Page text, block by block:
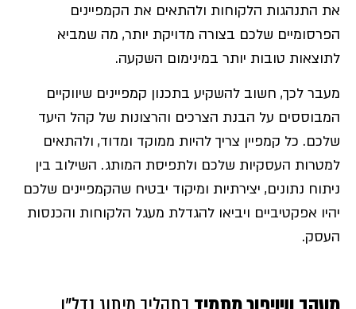
את התנהגות הלקוחות ולהתאים את הקמפיינים
הפרסומיים שלכם בצורה מדויקת יותר, מה שמביא
לתוצאות טובות יותר במינימום השקעה.
מעבר לכך, חשוב להשקיע בתכנון קמפיינים שיווקיים
המבוססים על הבנת הצרכים והרצונות של קהל היעד
שלכם. כל קמפיין צריך להיות ממוקד ומדוד, ולהתאים
למטרות העסקיות שלכם ולתפיסת המותג. השילוב בין
ניתוח נתונים, יצירתיות ומיקוד יבטיח שהקמפיינים שלכם
יהיו אפקטיביים ויביאו להגדלת מעגל הלקוחות והכנסות
העסק.